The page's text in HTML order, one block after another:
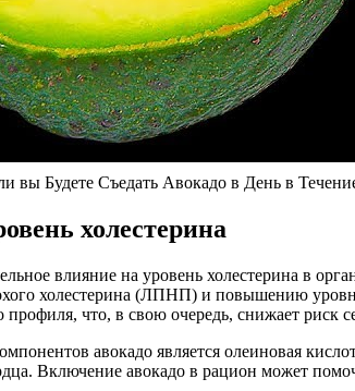
вы Будете Съедать Авокадо в День в
холестерина
влияние на уровень холестерина в
холестерина (ЛПНП) и повышению
что, в свою очередь, снижает риск
авокадо является олеиновая
Включение авокадо в рацион может